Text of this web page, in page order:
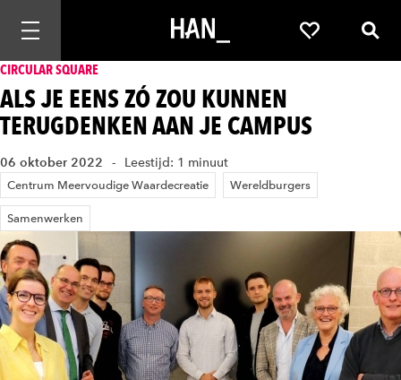
Mobiele navigatie openen Favorieten
CIRCULAR SQUARE
ALS JE EENS ZÓ ZOU KUNNEN
TERUGDENKEN AAN JE CAMPUS
06 oktober 2022 Leestijd: 1 minuut
Centrum Meervoudige Waardecreatie Wereldburgers
Samenwerken